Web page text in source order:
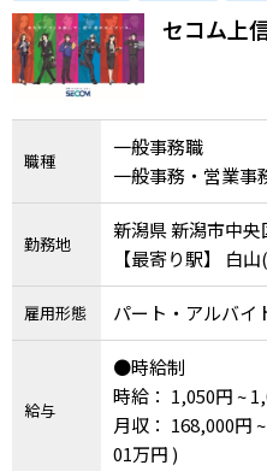
セコム上
職種
一般事務職
一般事務・営業事
勤務地
新潟県 新潟市中央
【最寄
雇用形態 パート・アルバイ
給与
●時給制
時給： 1,050円 ~
月収： 168,000円
01万円 )